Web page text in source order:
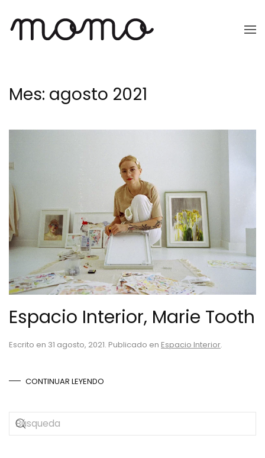
Ir
Mes: agosto 2021
Espacio Interior, Marie Tooth
Escrito en 31 agosto, 2021. Publicado en Espacio Interior.
CONTINUAR LEYENDO